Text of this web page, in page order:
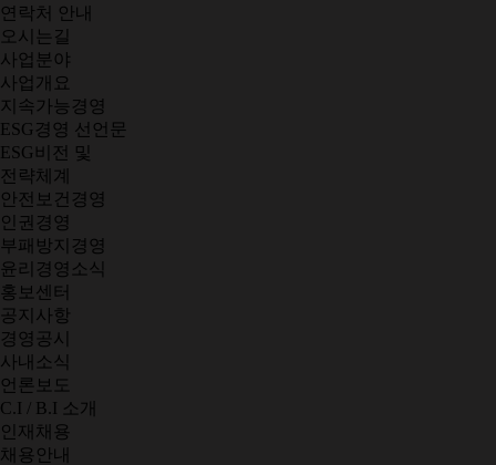
연락처 안내
오시는길
사업분야
사업개요
지속가능경영
ESG경영 선언문
ESG비전 및
전략체계
안전보건경영
인권경영
부패방지경영
윤리경영소식
홍보센터
공지사항
경영공시
사내소식
언론보도
C.I / B.I 소개
인재채용
채용안내